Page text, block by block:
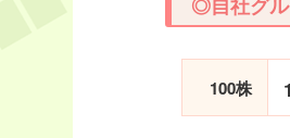
100株